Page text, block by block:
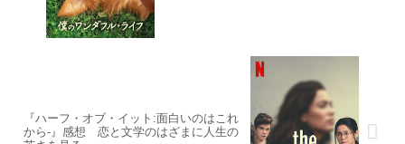
『ハーフ・オブ・イット:面白いのはこれ
から-』感想 恋と文学のはざまに人生の